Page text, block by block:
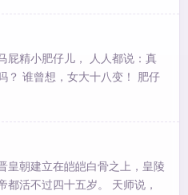
屁精小肥仔儿， 人人都说：真
？ 谁曾想，女大十八变！ 肥仔
都说：真愁人，求亲的人这么
皇朝建立在皑皑白骨之上，皇陵
都活不过四十五岁。 天师说，